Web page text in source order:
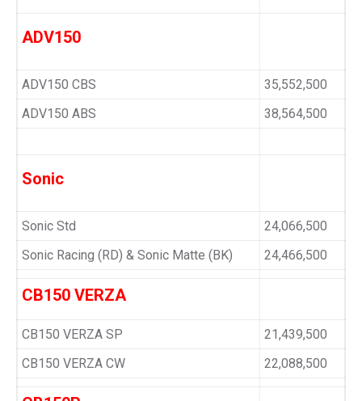
ADV150
ADV150 CBS
35,552,500
ADV150 ABS
38,564,500
Sonic
Sonic Std
24,066,500
Sonic Racing (RD) & Sonic Matte (BK)
24,466,500
CB150 VERZA
CB150 VERZA SP
21,439,500
CB150 VERZA CW
22,088,500